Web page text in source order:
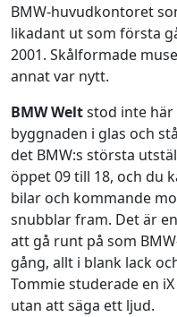
BMW-huvudkontoret
likadant ut som första
2001. Skålformade
annat var nytt.
BMW Weltstod inte här
byggnaden i glas och
det BMW:s största
öppet 09 till 18, och du
bilar och kommande
snubblar fram. Det är
att gå runt på som
gång, allt i blank lack
Tommie studerade en
utan att säga ett ljud.